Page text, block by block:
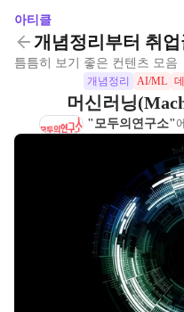
아티클
개념정리부터 취업
틈틈히 보기 좋은 컨텐츠 모음
개념정리 AI/ML
머신러닝
"모두의연구소"